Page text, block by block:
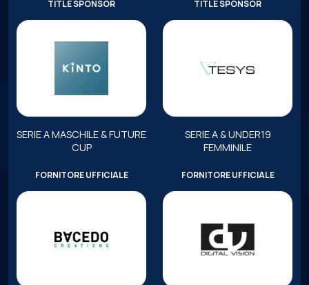
TITLE SPONSOR
SERIE A MASCHILE & FUTURE
CUP
TITLE SPONSOR
SERIE A & UNDER19
FEMMINILE
FORNITORE UFFICIALE FORNITORE UFFICIALE